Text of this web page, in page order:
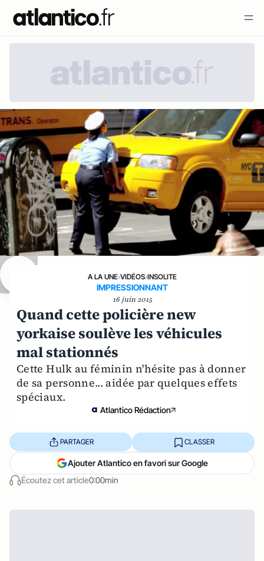
A LA UNE›VIDÉOS›INSOLITE
IMPRESSIONNANT
16 juin 2015
Quand cette policière new
yorkaise soulève les véhicules
mal stationnés
Cette Hulk au féminin n'hésite pas à donner
de sa personne... aidée par quelques effets
spéciaux.
Atlantico Rédaction
Écoutez cet article0:00min
PARTAGER CLASSER
Ajouter Atlantico en favori sur Google